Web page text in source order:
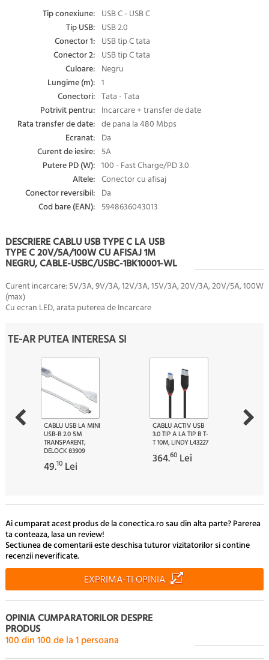
Tip conexiune: USB C - USB C
Tip USB: USB 2.0
Conector 1: USB tip C tata
Conector 2: USB tip C tata
Culoare: Negru
Lungime (m): 1
Conectori: Tata - Tata
Potrivit pentru: Incarcare + transfer de date
Rata transfer de date: de pana la 480 Mbps
Ecranat: Da
Curent de iesire: 5A
Putere PD (W): 100 - Fast Charge/PD 3.0
Altele: Conector cu afisaj
Conector reversibil: Da
Cod bare (EAN): 5948636043013
DESCRIERE CABLU USB TYPE C LA USB
TYPE C 20V/5A/100W CU AFISAJ 1M
NEGRU, CABLE-USBC/USBC-1BK10001-WL
Curent incarcare: 5V/3A, 9V/3A, 12V/3A, 15V/3A, 20V/3A, 20V/5A, 100W
(max)
Cu ecran LED, arata puterea de Incarcare
TE-AR PUTEA INTERESA SI
CABLU USB LA MINI
USB-B 2.0 5M
TRANSPARENT,
DELOCK 83909
49.10 Lei
CABLU ACTIV USB
3.0 TIP A LA TIP B T-
T 10M, LINDY L43227
364.60 Lei
Ai cumparat acest produs de la conectica.ro sau din alta parte? Parerea
ta conteaza, lasa un review!
Sectiunea de comentarii este deschisa tuturor vizitatorilor si contine
recenzii neverificate.
EXPRIMA-TI OPINIA
OPINIA CUMPARATORILOR DESPRE
PRODUS
100din100de la1persoana